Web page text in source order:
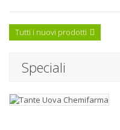
Tutti i nuovi prodotti
Speciali